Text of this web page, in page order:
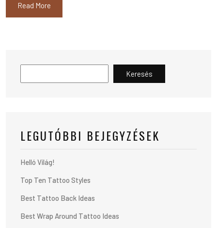
Read More
Keresés
LEGUTÓBBI BEJEGYZÉSEK
Helló Világ!
Top Ten Tattoo Styles
Best Tattoo Back Ideas
Best Wrap Around Tattoo Ideas